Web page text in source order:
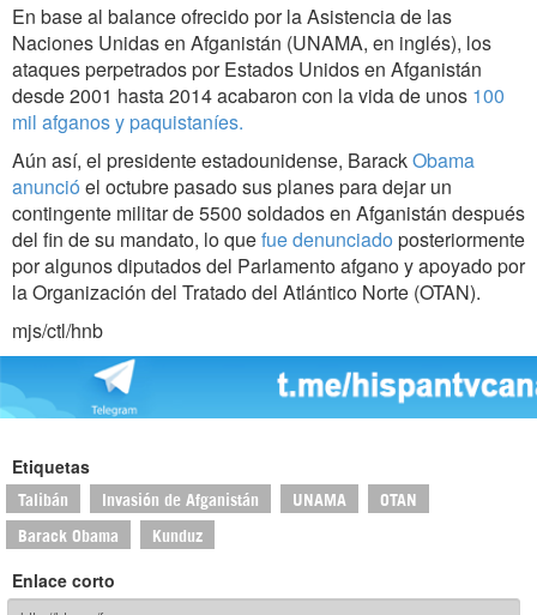
En base al balance ofrecido por la Asistencia de las
Naciones Unidas en Afganistán (UNAMA, en inglés), los
ataques perpetrados por Estados Unidos en Afganistán
desde 2001 hasta 2014 acabaron con la vida de unos 100
mil afganos y paquistaníes.
Aún así, el presidente estadounidense, BarackObama
anunció el octubre pasado sus planes para dejar un
contingente militar de 5500 soldados en Afganistán después
del fin de su mandato, lo quefue denunciado posteriormente
por algunos diputados del Parlamento afgano y apoyado por
la Organización del Tratado del Atlántico Norte (OTAN).
mjs/ctl/hnb
Etiquetas
Talibán Invasión de Afganistán UNAMA OTAN
Barack Obama Kunduz
Enlace corto